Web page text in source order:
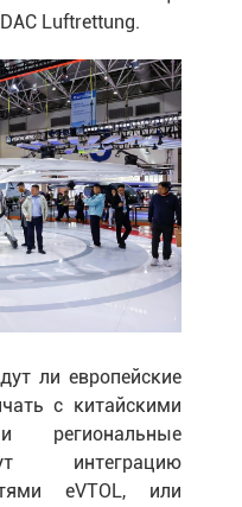
Luftrettung.
ли европейские
с китайскими
региональные
интеграцию
eVTOL, или